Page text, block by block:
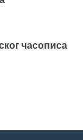
часописа